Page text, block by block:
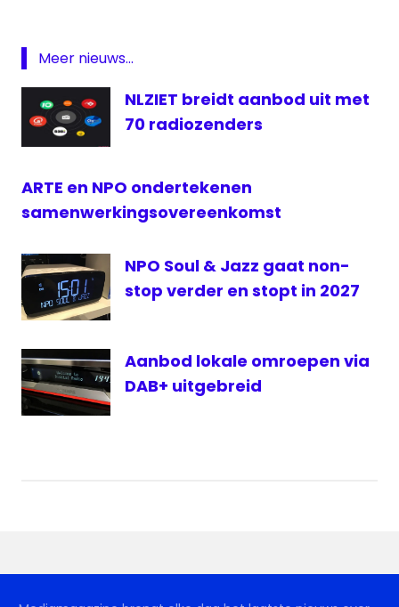
Radio
Meer nieuws...
NLZIET breidt aanbod uit met
70 radiozenders
ARTE en NPO ondertekenen
samenwerkingsovereenkomst
NPO Soul & Jazz gaat non-
stop verder en stopt in 2027
Aanbod lokale omroepen via
DAB+ uitgebreid